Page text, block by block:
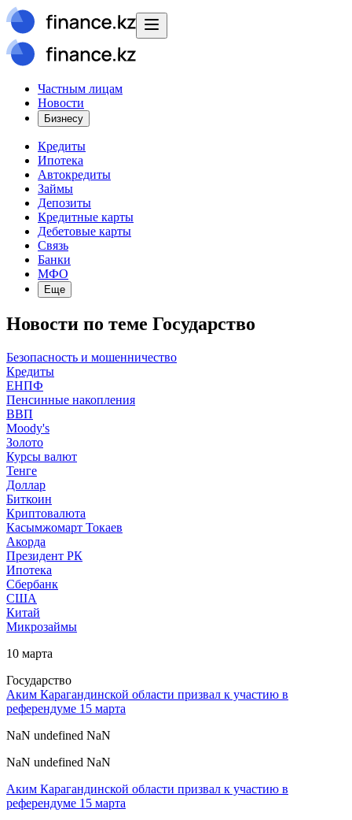
Частным лицам
Новости
Бизнесу
Кредиты
Ипотека
Автокредиты
Займы
Депозиты
Кредитные карты
Дебетовые карты
Связь
Банки
МФО
Еще
Новости по теме Государство
Безопасность и мошенничество
Кредиты
ЕНПФ
Пенсинные накопления
ВВП
Moody's
Золото
Курсы валют
Тенге
Доллар
Биткоин
Криптовалюта
Касымжомарт Токаев
Акорда
Президент РК
Ипотека
Сбербанк
США
Китай
Микрозаймы
10 марта
Государство
Аким Карагандинской области призвал к участию в
референдуме 15 марта
NaN undefined NaN
NaN undefined NaN
Аким Карагандинской области призвал к участию в
референдуме 15 марта